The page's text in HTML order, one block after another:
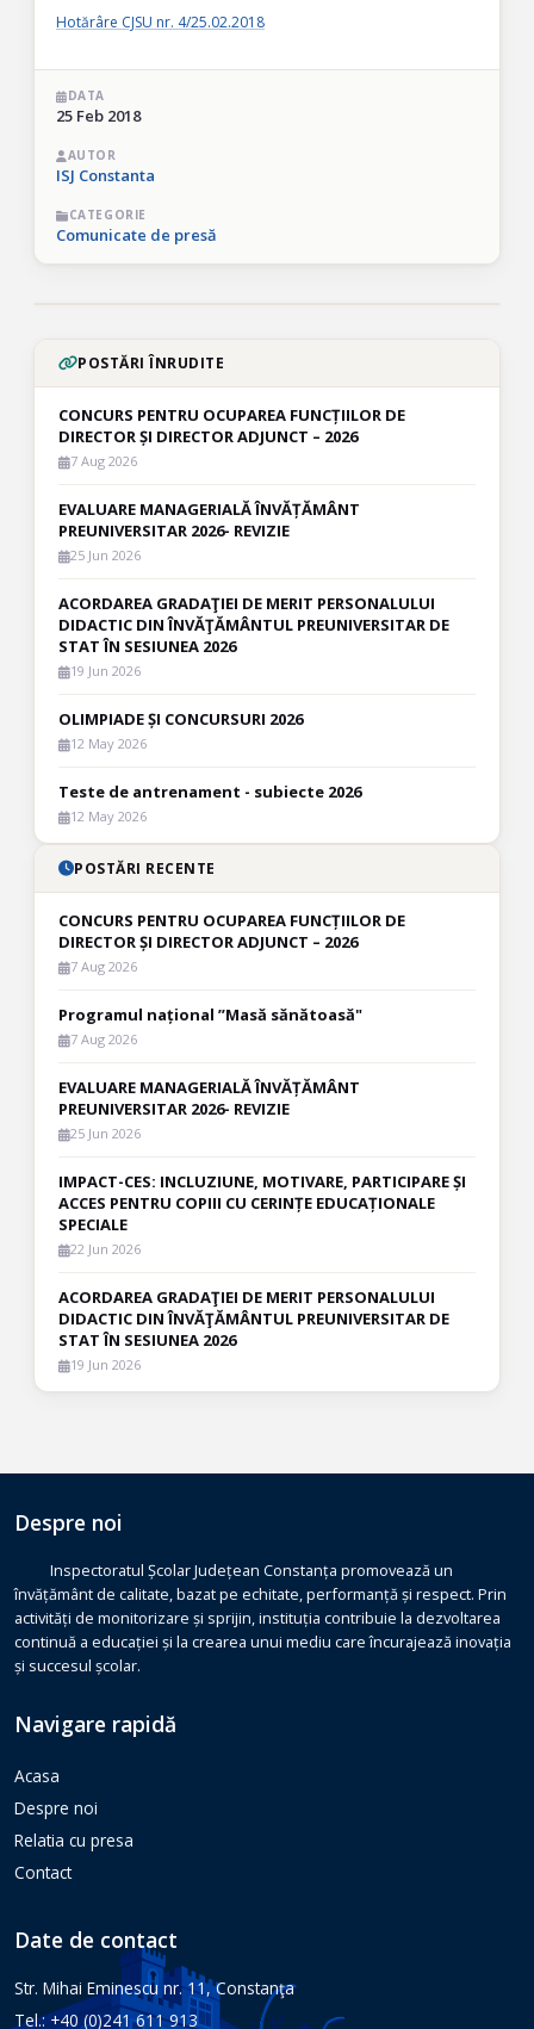
Hotărâre CJSU nr. 4/25.02.2018
DATA
25 Feb 2018
AUTOR
ISJ Constanta
CATEGORIE
Comunicate de presă
POSTĂRI ÎNRUDITE
CONCURS PENTRU OCUPAREA FUNCȚIILOR DE
DIRECTOR ȘI DIRECTOR ADJUNCT – 2026
7 Aug 2026
EVALUARE MANAGERIALĂ ÎNVĂȚĂMÂNT
PREUNIVERSITAR 2026- REVIZIE
25 Jun 2026
ACORDAREA GRADAŢIEI DE MERIT PERSONALULUI
DIDACTIC DIN ÎNVĂŢĂMÂNTUL PREUNIVERSITAR DE
STAT ÎN SESIUNEA 2026
19 Jun 2026
OLIMPIADE ȘI CONCURSURI 2026
12 May 2026
Teste de antrenament - subiecte 2026
12 May 2026
POSTĂRI RECENTE
CONCURS PENTRU OCUPAREA FUNCȚIILOR DE
DIRECTOR ȘI DIRECTOR ADJUNCT – 2026
7 Aug 2026
Programul național ”Masă sănătoasă"
7 Aug 2026
EVALUARE MANAGERIALĂ ÎNVĂȚĂMÂNT
PREUNIVERSITAR 2026- REVIZIE
25 Jun 2026
IMPACT-CES: INCLUZIUNE, MOTIVARE, PARTICIPARE ȘI
ACCES PENTRU COPIII CU CERINȚE EDUCAȚIONALE
SPECIALE
22 Jun 2026
ACORDAREA GRADAŢIEI DE MERIT PERSONALULUI
DIDACTIC DIN ÎNVĂŢĂMÂNTUL PREUNIVERSITAR DE
STAT ÎN SESIUNEA 2026
19 Jun 2026
Despre noi
Inspectoratul Școlar Județean Constanța promovează un
învățământ de calitate, bazat pe echitate, performanță și respect. Prin
activități de monitorizare și sprijin, instituția contribuie la dezvoltarea
continuă a educației și la crearea unui mediu care încurajează inovația
și succesul școlar.
Navigare rapidă
Acasa
Despre noi
Relatia cu presa
Contact
Date de contact
Str. Mihai Eminescu nr. 11, Constanţa
Tel.: +40 (0)241 611 913